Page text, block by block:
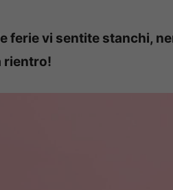
ferie vi sentite stanchi,
rientro!